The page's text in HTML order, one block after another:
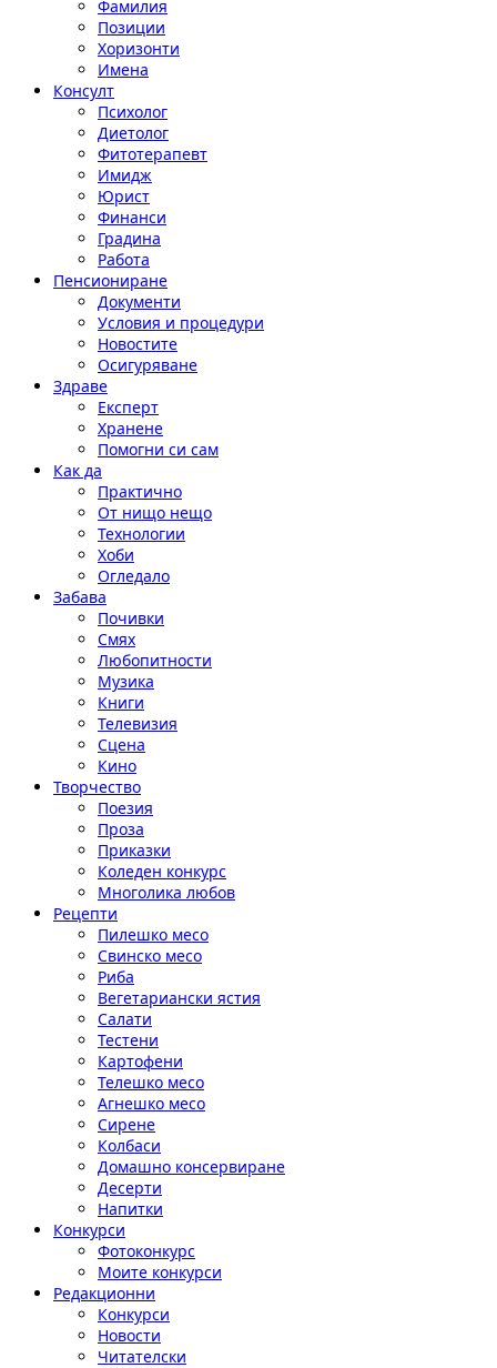
Фамилия
Позиции
Хоризонти
Имена
Консулт
Психолог
Диетолог
Фитотерапевт
Имидж
Юрист
Финанси
Градина
Работа
Пенсиониране
Документи
Условия и процедури
Новостите
Осигуряване
Здраве
Експерт
Хранене
Помогни си сам
Как да
Практично
От нищо нещо
Технологии
Хоби
Огледало
Забава
Почивки
Смях
Любопитности
Музика
Книги
Телевизия
Сцена
Кино
Творчество
Поезия
Проза
Приказки
Коледен конкурс
Многолика любов
Рецепти
Пилешко месо
Свинско месо
Риба
Вегетариански ястия
Салати
Тестени
Картофени
Телешко месо
Агнешко месо
Сирене
Колбаси
Домашно консервиране
Десерти
Напитки
Конкурси
Фотоконкурс
Моите конкурси
Редакционни
Конкурси
Новости
Читателски